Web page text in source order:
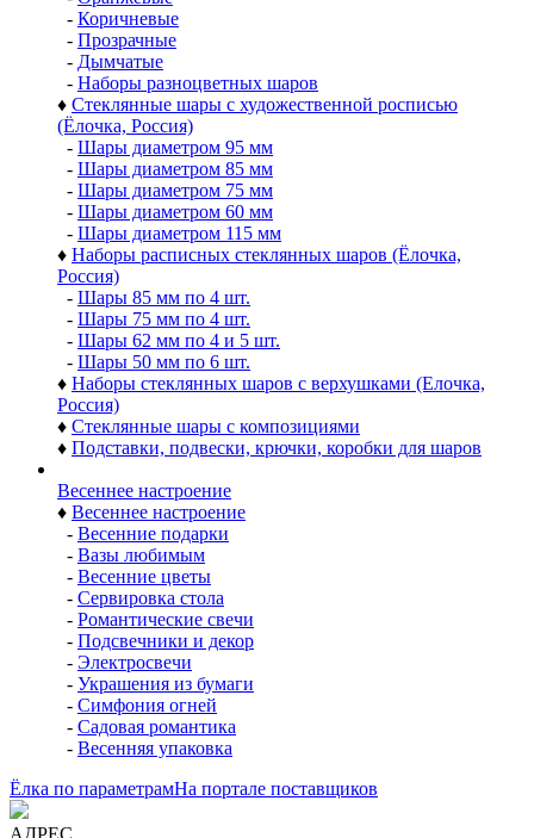
Премиальные коллекции стеклянных шаров
Коллекция шаров ДЕЛЮКС (Delux)
Коллекция шаров ВИНТАЖ
Коллекция шаров ДЕКОР
-Коллекция шаров АНТИК
-Коллекция шаров ЭКСКЛЮЗИВ (ручная работа)
-Гирлянды из шаров и украшений
Шары разных цветов
Золотые
Серебряные
Красные и бордовые
-Синие и голубые
-Белые, перламутровые
-Черные
Розовые
Зелёные
Фиолетовые и сиреневые
-Оранжевые
-Коричневые
-Прозрачные
-Дымчатые
-Наборы разноцветных шаров
♦Стеклянные шары с художественной росписью
(Ёлочка, Россия)
-Шары диаметром 95 мм
Шары диаметром 85 мм
Шары диаметром 75 мм
Шары диаметром 60 мм
Шары диаметром 115 мм
Наборы расписных стеклянных шаров (Ёлочка,
Россия)
Шары 85 мм по 4 шт.
Шары 75 мм по 4 шт.
Шары 62 мм по 4 и 5 шт.
Шары 50 мм по 6 шт.
Наборы стеклянных шаров с верхушками (Елочка,
Россия)
Стеклянные шары с композициями
♦